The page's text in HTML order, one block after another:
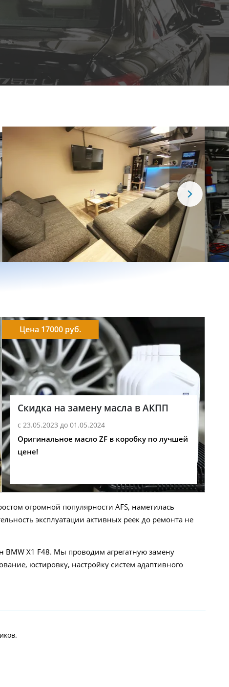
Скидка на замену масла в АКПП
с 23.05.2023 до 01.05.2024
Цена 17000 руб.
Оригинальное масло ZF в коробку по лучшей
цене!
огромной популярности AFS, наметилась
эксплуатации активных реек до ремонта не
X1 F48. Мы проводим агрегатную замену
юстировку, настройку систем адаптивного